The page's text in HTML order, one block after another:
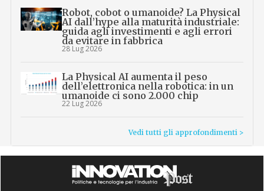
Robot, cobot o umanoide? La Physical
AI dall’hype alla maturità industriale:
guida agli investimenti e agli errori
da evitare in fabbrica
28 Lug 2026
La Physical AI aumenta il peso
dell’elettronica nella robotica: in un
umanoide ci sono 2.000 chip
22 Lug 2026
Vedi tutti gli approfondimenti >